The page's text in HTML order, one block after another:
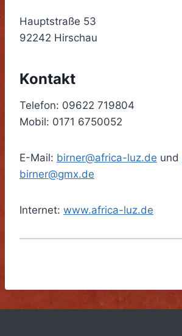
Hauptstraße 53
92242 Hirschau
Kontakt
Telefon: 09622 719804
Mobil: 0171 6750052
E-Mail: birner@africa-luz.de und
birner@gmx.de
Internet: www.africa-luz.de